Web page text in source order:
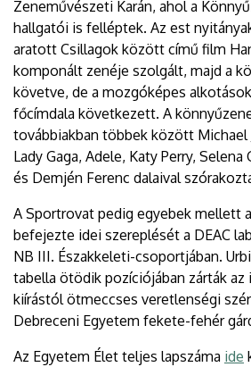
Zeneművészeti Karán, ahol a
hallgatói is felléptek. Az est
aratott Csillagok között című film
komponált zenéje szolgált, majd a
követve, de a mozgóképes
főcímdala következett. A
továbbiakban többek között Michael
Lady Gaga, Adele, Katy Perry,
és Demjén Ferenc dalaival
A Sportrovat pedig egyebek mellett
befejezte idei szereplését a DEAC
NB III. Északkeleti-csoportjában.
tabella ötödik pozíciójában zárták
kiírástól ötmeccses veretlenségi
Debreceni Egyetem fekete-fehér
Az Egyetem Élet teljes lapszáma ide